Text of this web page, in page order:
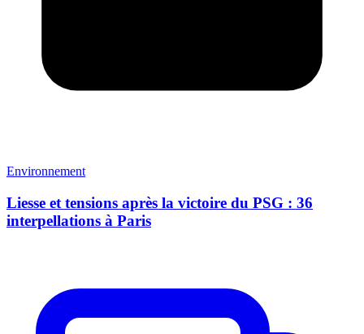
Environnement
Liesse et tensions après la victoire du PSG : 36
interpellations à Paris